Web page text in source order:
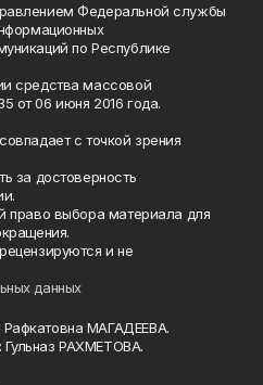
Федеральной службы
по Республике
средства массовой
от 06 июня 2016 года.
с точкой зрения
за достоверность
право выбора материала для
и не
данных
МАГАДЕЕВА.
Гульназ РАХМЕТОВА.